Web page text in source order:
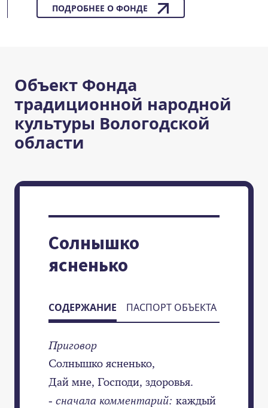
ПОДРОБНЕЕ О ФОНДЕ
Объект Фонда
традиционной народной
культуры Вологодской
области
Солнышко
ясненько
СОДЕРЖАНИЕ ПАСПОРТ ОБЪЕКТА
Приговор
Солнышко ясненько,
Дай мне, Господи, здоровья.
- сначала комментарий: каждый